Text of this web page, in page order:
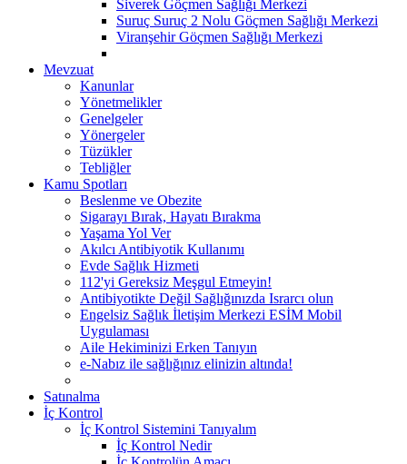
Siverek Göçmen Sağlığı Merkezi
Suruç Suruç 2 Nolu Göçmen Sağlığı Merkezi
Viranşehir Göçmen Sağlığı Merkezi
Mevzuat
Kanunlar
Yönetmelikler
Genelgeler
Yönergeler
Tüzükler
Tebliğler
Kamu Spotları
Beslenme ve Obezite
Sigarayı Bırak, Hayatı Bırakma
Yaşama Yol Ver
Akılcı Antibiyotik Kullanımı
Evde Sağlık Hizmeti
112'yi Gereksiz Meşgul Etmeyin!
Antibiyotikte Değil Sağlığınızda Israrcı olun
Engelsiz Sağlık İletişim Merkezi ESİM Mobil
Uygulaması
Aile Hekiminizi Erken Tanıyın
e-Nabız ile sağlığınız elinizin altında!
Satınalma
İç Kontrol
İç Kontrol Sistemini Tanıyalım
İç Kontrol Nedir